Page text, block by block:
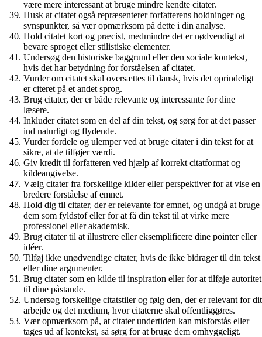
være mere interessant at bruge mindre kendte citater.
Husk at citatet også repræsenterer forfatterens holdninger og
synspunkter, så vær opmærksom på dette i din analyse.
Hold citatet kort og præcist, medmindre det er nødvendigt at
bevare sproget eller stilistiske elementer.
Undersøg den historiske baggrund eller den sociale kontekst,
hvis det har betydning for forståelsen af citatet.
Vurder om citatet skal oversættes til dansk, hvis det oprindeligt
er citeret på et andet sprog.
Brug citater, der er både relevante og interessante for dine
læsere.
Inkluder citatet som en del af din tekst, og sørg for at det passer
ind naturligt og flydende.
Vurder fordele og ulemper ved at bruge citater i din tekst for at
sikre, at de tilføjer værdi.
Giv kredit til forfatteren ved hjælp af korrekt citatformat og
kildeangivelse.
Vælg citater fra forskellige kilder eller perspektiver for at vise en
bredere forståelse af emnet.
Hold dig til citater, der er relevante for emnet, og undgå at bruge
dem som fyldstof eller for at få din tekst til at virke mere
professionel eller akademisk.
Brug citater til at illustrere eller eksemplificere dine pointer eller
idéer.
Tilføj ikke unødvendige citater, hvis de ikke bidrager til din tekst
eller dine argumenter.
Brug citater som en kilde til inspiration eller for at tilføje autoritet
til dine påstande.
Undersøg forskellige citatstiler og følg den, der er relevant for dit
arbejde og det medium, hvor citaterne skal offentliggøres.
Vær opmærksom på, at citater undertiden kan misforstås eller
tages ud af kontekst, så sørg for at bruge dem omhyggeligt.